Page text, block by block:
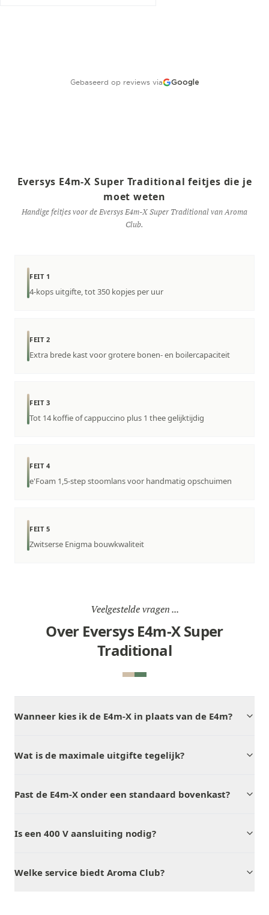
Gebaseerd op reviews via Google
Eversys E4m-X Super Traditional feitjes die je
moet weten
Handige feitjes voor de Eversys E4m-X Super Traditional van Aroma
Club.
FEIT 1
4-kops uitgifte, tot 350 kopjes per uur
FEIT 2
Extra brede kast voor grotere bonen- en boilercapaciteit
FEIT 3
Tot 14 koffie of cappuccino plus 1 thee gelijktijdig
FEIT 4
e'Foam 1,5-step stoomlans voor handmatig opschuimen
FEIT 5
Zwitserse Enigma bouwkwaliteit
Veelgestelde vragen ...
Over Eversys E4m-X Super
Traditional
Wanneer kies ik de E4m-X in plaats van de E4m?
Wat is de maximale uitgifte tegelijk?
Past de E4m-X onder een standaard bovenkast?
Is een 400 V aansluiting nodig?
Welke service biedt Aroma Club?